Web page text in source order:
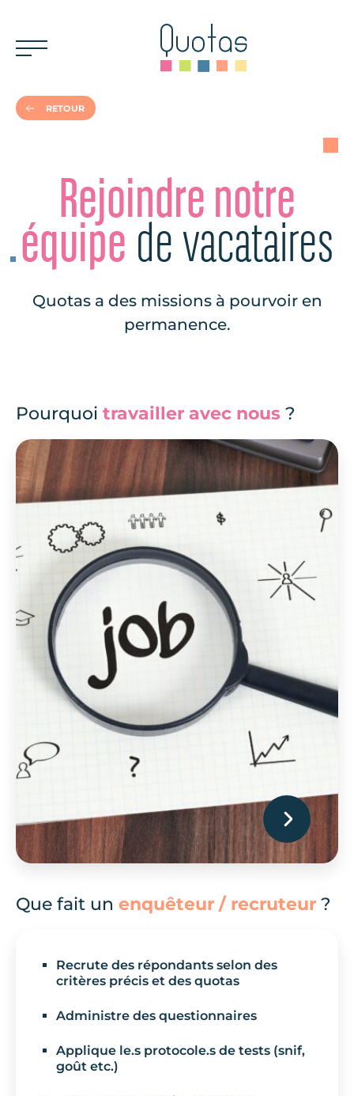
Professionnels
RETOUR
Rejoindre notre
équipe de vacataires
Quotas a des missions à pourvoir en
permanence.
Pourquoi travailler avec nous ?
Flexibilité du temps de travail
Variétés des missions
proposées sur divers sujets :
différent public rencontré
Autonomie
Possibilité de cumuler
plusieurs missions voir
plusieurs activités
Liberté d’engagement à
chaque étude (accepter une
mission ne vous engage pas
Que fait un enquêteur / recruteur ?
Recrute des répondants selon des
critères précis et des quotas
Administre des questionnaires
Applique le.s protocole.s de tests (snif,
goût etc.)